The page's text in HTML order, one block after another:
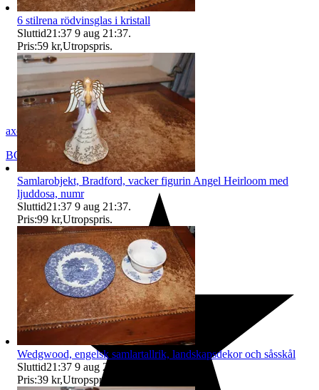
axel_42
BORÅS
Sverige
6 stilrena rödvinsglas i kristall
Sluttid21:37 9 aug 21:37.
Pris:59 kr,Utropspris.
Samlarobjekt, Bradford, vacker figurin Angel Heirloom med
ljuddosa, numr
Sluttid21:37 9 aug 21:37.
Pris:99 kr,Utropspris.
Wedgwood, engelsk samlartallrik, landskapsdekor och såsskål
Sluttid21:37 9 aug 21:37
Pris:39 kr,Utropspris